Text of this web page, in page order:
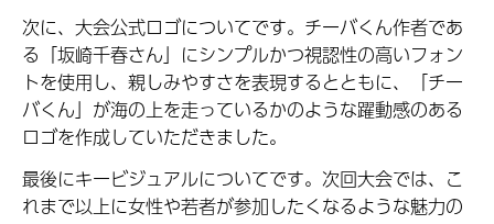
次に、大会公式ロゴについてです。チーバくん作者であ
る「坂崎千春さん」にシンプルかつ視認性の高いフォン
トを使用し、親しみやすさを表現するとともに、「チー
バくん」が海の上を走っているかのような躍動感のある
ロゴを作成していただきました。
最後にキービジュアルについてです。次回大会では、こ
れまで以上に女性や若者が参加したくなるような魅力の